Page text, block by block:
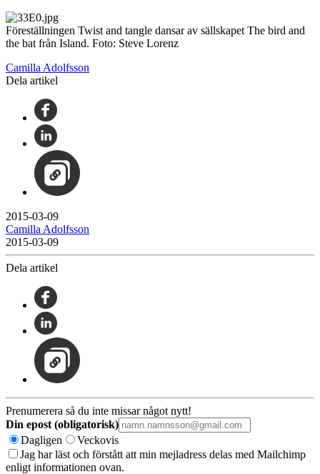
Föreställningen Twist and tangle dansar av sällskapet The bird and
the bat från Island. Foto: Steve Lorenz
Camilla Adolfsson
Dela artikel
2015-03-09
Camilla Adolfsson
2015-03-09
Dela artikel
Prenumerera så du inte missar något nytt!
Din epost (obligatorisk)
Dagligen
Veckovis
Jag har läst och förstått att min mejladress delas med Mailchimp
enligt informationen ovan.